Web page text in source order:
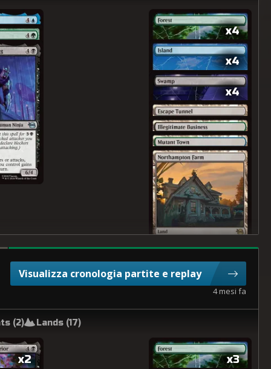
x4
x4
x4
Visualizza cronologia partite e replay
4 mesi fa
(2) Lands (17)
x2 x3